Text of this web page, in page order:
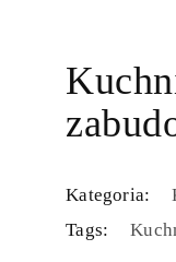
Kategoria:
Tags: